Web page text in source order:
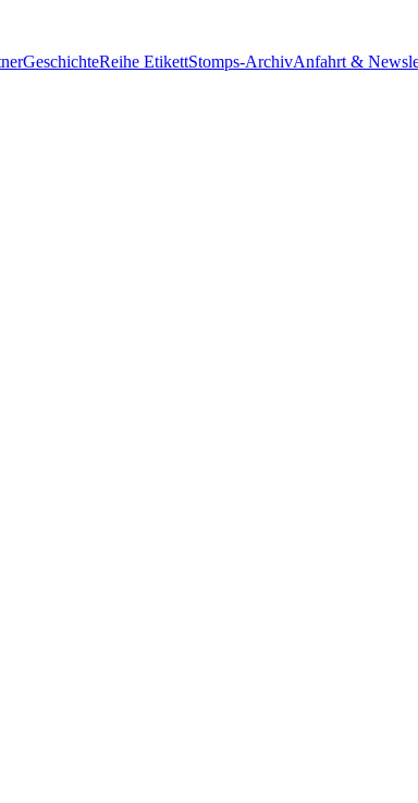
GeschichteReihe EtikettStomps-ArchivAnfahrt &